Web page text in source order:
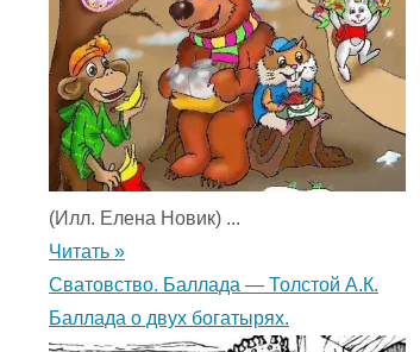
(Илл. Елена Новик) ...
Читать »
Сватовство. Баллада — Толстой А.К.
Баллада о двух богатырях.